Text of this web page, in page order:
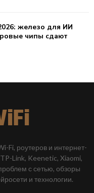
железо для ИИ
чипы сдают
Fi, роутеров и интернет-
Link, Keenetic, Xiaomi,
с сетью, обзоры
и технологии.